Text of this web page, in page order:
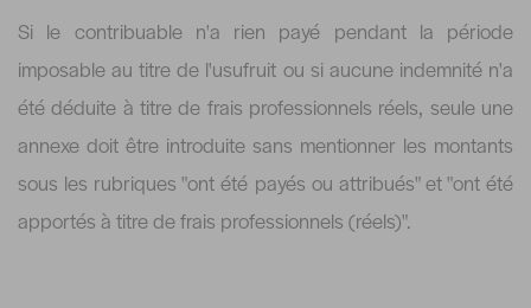
Si le contribuable n'a rien payé pendant la période
imposable au titre de l'usufruit ou si aucune indemnité n'a
été déduite à titre de frais professionnels réels, seule une
annexe doit être introduite sans mentionner les montants
sous les rubriques "ont été payés ou attribués" et "ont été
apportés à titre de frais professionnels (réels)".